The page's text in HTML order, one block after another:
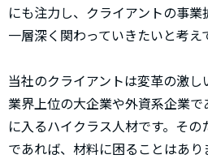
にも注力し、クライアントの事
一層深く関わっていきたいと考え
当社のクライアントは変革の激
業界上位の大企業や外資系企業
に入るハイクラス人材です。そ
であれば、材料に困ることはあり